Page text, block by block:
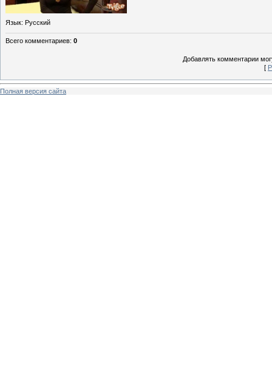
Язык: Русский
Всего комментариев: 0
Добавлять комментарии
[
Полная версия сайта